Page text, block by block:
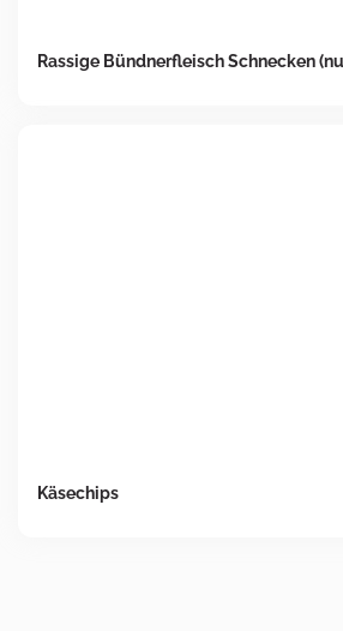
Rassige Bündnerfleisch Schnecken
Käsechips